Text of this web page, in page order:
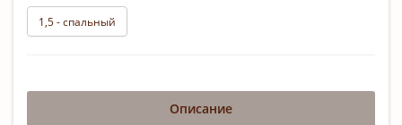
1,5 - спальный
Описание